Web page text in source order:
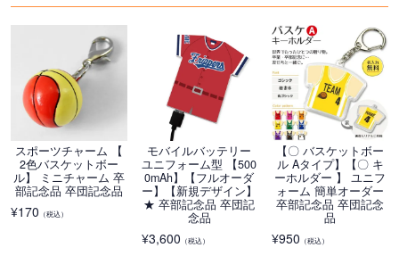
スポーツチャーム 【
2色バスケットボー
ル】 ミニチャーム 卒
部記念品 卒団記念品
¥170 （税込）
モバイルバッテリー
ユニフォーム型 【500
0mAh】【フルオーダ
ー】【新規デザイン】
★ 卒部記念品 卒団記
念品
¥3,600 （税込）
【〇 バスケットボー
ル Aタイプ】【〇 キ
ーホルダー 】 ユニフ
ォーム 簡単オーダー
卒部記念品 卒団記念
品
¥950 （税込）